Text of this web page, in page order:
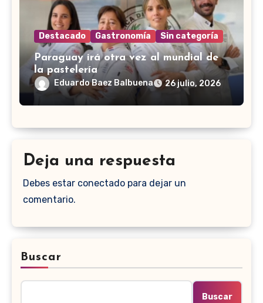
Destacado Gastronomía Sin categoría
Paraguay irá otra vez al mundial de
la pastelería
Eduardo Baez Balbuena 26 julio, 2026
Deja una respuesta
Debes estar conectado para dejar un
comentario.
Buscar
Buscar